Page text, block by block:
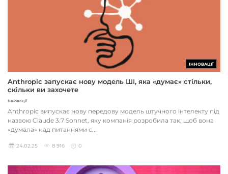
ІННОВАЦІЇ
Anthropic запускає нову модель ШІ, яка «думає» стільки,
скільки ви захочете
Інновації
Anthropic випускає нову передову модель штучного інтелекту під
назвою Claude 3.7 Sonnet, яку компанія розробила так, щоб вона
«думала» над питаннями с...
24.02.25 8 916 0